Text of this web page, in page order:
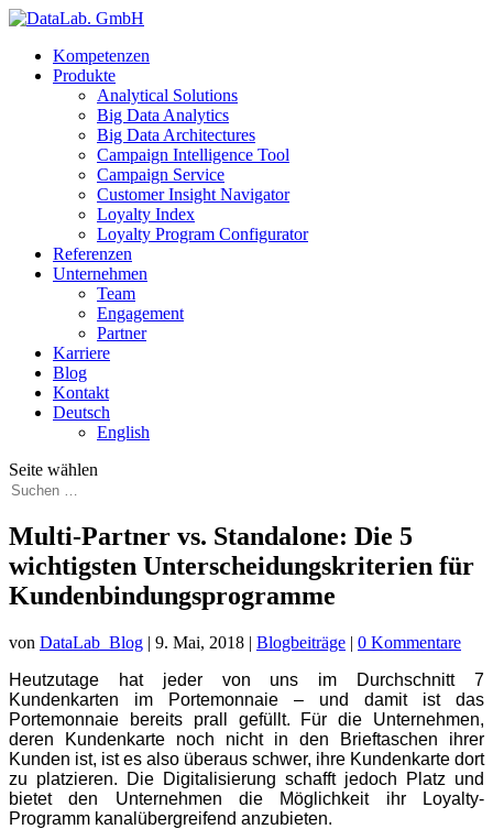
Kompetenzen
Produkte
Analytical Solutions
Big Data Analytics
Big Data Architectures
Campaign Intelligence Tool
Campaign Service
Customer Insight Navigator
Loyalty Index
Loyalty Program Configurator
Referenzen
Unternehmen
Team
Engagement
Partner
Karriere
Blog
Kontakt
Deutsch
English
Seite wählen
Multi-Partner vs. Standalone: Die 5
wichtigsten Unterscheidungskriterien für
Kundenbindungsprogramme
von DataLab_Blog | 9. Mai, 2018 | Blogbeiträge | 0 Kommentare
Heutzutage hat jeder von uns im Durchschnitt 7
Kundenkarten im Portemonnaie – und damit ist das
Portemonnaie bereits prall gefüllt. Für die Unternehmen,
deren Kundenkarte noch nicht in den Brieftaschen ihrer
Kunden ist, ist es also überaus schwer, ihre Kundenkarte dort
zu platzieren. Die Digitalisierung schafft jedoch Platz und
bietet den Unternehmen die Möglichkeit ihr Loyalty-
Programm kanalübergreifend anzubieten.